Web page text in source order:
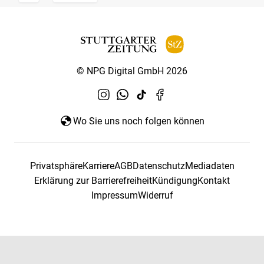
© NPG Digital GmbH 2026
Wo Sie uns noch folgen können
PrivatsphäreKarriereAGBDatenschutzMediadaten
Erklärung zur BarrierefreiheitKündigungKontakt
ImpressumWiderruf